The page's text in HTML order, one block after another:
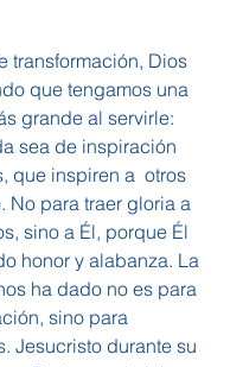
que tengamos una
grande al servirle:
sea de inspiración
que inspiren a  otros
No para traer gloria a
sino a Él, porque Él
honor y alabanza. La
ha dado no es para
sino para
Jesucristo durante su